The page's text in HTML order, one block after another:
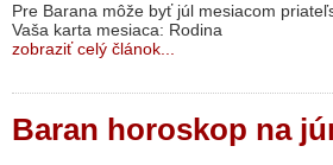
Pre Barana môže byť júl mesiacom
Vaša karta mesiaca: Rodina
zobraziť celý článok...
Baran horoskop na